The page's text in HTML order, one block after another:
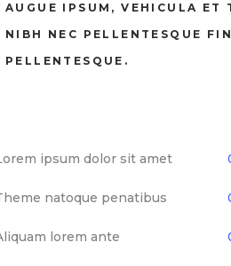
AUGUE IPSUM, VEHICULA ET
NIBH NEC PELLENTESQUE
PELLENTESQUE.
ipsum dolor sit amet
natoque penatibus
lorem ante